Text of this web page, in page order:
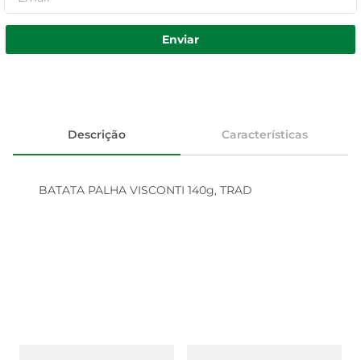
Enviar
Descrição Características
BATATA PALHA VISCONTI 140g, TRAD